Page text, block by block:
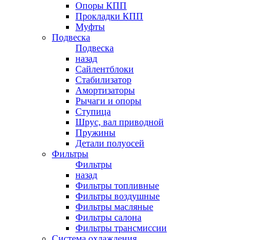
Опоры КПП
Прокладки КПП
Муфты
Подвеска
Подвеска
назад
Сайлентблоки
Стабилизатор
Амортизаторы
Рычаги и опоры
Ступица
Шрус, вал приводной
Пружины
Детали полуосей
Фильтры
Фильтры
назад
Фильтры топливные
Фильтры воздушные
Фильтры масляные
Фильтры салона
Фильтры трансмиссии